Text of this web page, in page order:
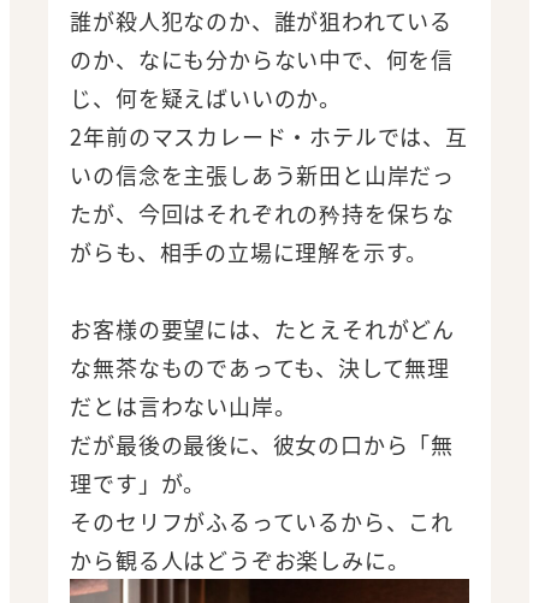
誰が殺人犯なのか、誰が狙われている
のか、なにも分からない中で、何を信
じ、何を疑えばいいのか。
2年前のマスカレード・ホテルでは、互
いの信念を主張しあう新田と山岸だっ
たが、今回はそれぞれの矜持を保ちな
がらも、相手の立場に理解を示す。
お客様の要望には、たとえそれがどん
な無茶なものであっても、決して無理
だとは言わない山岸。
だが最後の最後に、彼女の口から「無
理です」が。
そのセリフがふるっているから、これ
から観る人はどうぞお楽しみに。